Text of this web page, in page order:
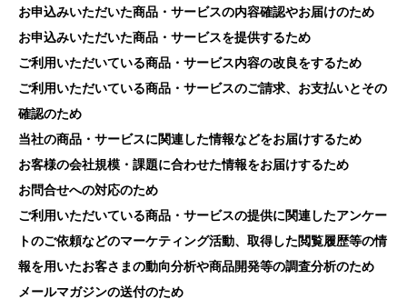
お申込みいただいた商品・サービスの内容確認やお届けのため
お申込みいただいた商品・サービスを提供するため
ご利用いただいている商品・サービス内容の改良をするため
ご利用いただいている商品・サービスのご請求、お支払いとその
確認のため
当社の商品・サービスに関連した情報などをお届けするため
お客様の会社規模・課題に合わせた情報をお届けするため
お問合せへの対応のため
ご利用いただいている商品・サービスの提供に関連したアンケー
トのご依頼などのマーケティング活動、取得した閲覧履歴等の情
報を用いたお客さまの動向分析や商品開発等の調査分析のため
メールマガジンの送付のため